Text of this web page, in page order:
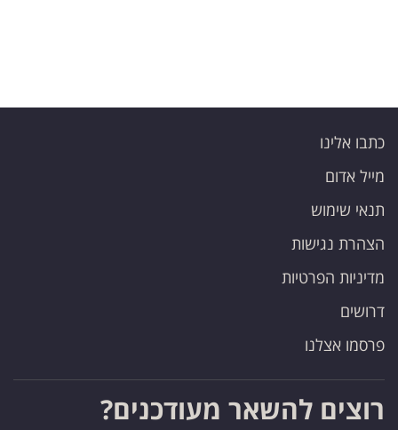
כתבו אלינו
מייל אדום
תנאי שימוש
הצהרת נגישות
מדיניות הפרטיות
דרושים
פרסמו אצלנו
רוצים להשאר מעודכנים?